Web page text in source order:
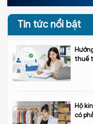
Tin tức nổi bật
thuế
Hộ
có